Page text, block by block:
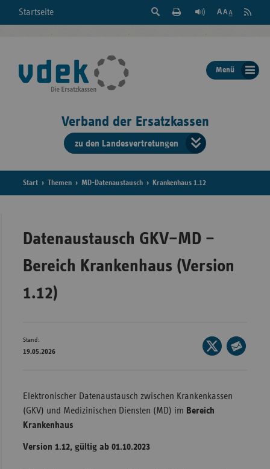
Startseite
Suche
der
Seite
Feed
Menü
Verband der Ersatzkassen
zu den Landesvertretungen
der
Start Themen MD-Datenaustausch Krankenhaus 1.12
Datenaustausch GKV–MD –
Bereich Krankenhaus (Version
1.12)
Stand:
19.05.2026
Seite
auf
Elektronischer Datenaustausch zwischen Krankenkassen
(GKV) und Medizinischen Diensten (MD) im Bereich
Krankenhaus
Version 1.12, gültig ab 01.10.2023